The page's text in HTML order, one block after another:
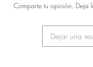
Comparte tu opinión. Deja
Dejar una